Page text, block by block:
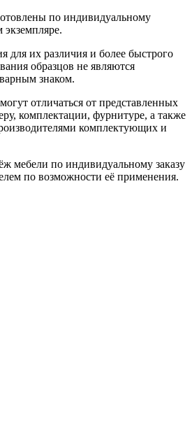
по индивидуальному
экземпляре.
для их различия и более быстрого
образцов не являются
знаком.
отличаться от представленных
комплектации, фурнитуре, а также
комплектующих и
мебели по индивидуальному заказу
по возможности её применения.